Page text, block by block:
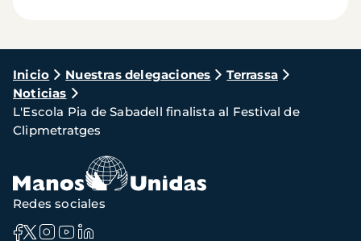
Ruta
de
navegación
Inicio Nuestras delegaciones
Terrassa
Noticias
L'Escola Pia de Sabadell finalista al Festival de
Clipmetratges
Redes sociales